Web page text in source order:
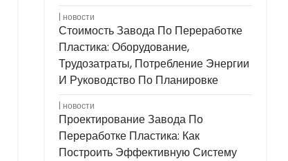
новости
Стоимость Завода По Переработке
Пластика: Оборудование,
Трудозатраты, Потребление Энергии
И Руководство По Планировке
новости
Проектирование Завода По
Переработке Пластика: Как
Построить Эффективную Систему